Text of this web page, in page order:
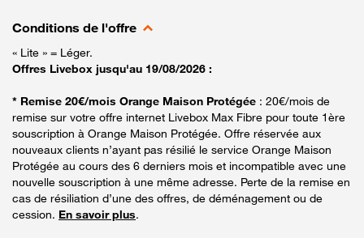
Conditions de l'offre
« Lite » = Léger.
Offres Livebox jusqu'au 19/08/2026 :
* Remise 20€/mois Orange Maison Protégée : 20€/mois de
remise sur votre offre internet Livebox Max Fibre pour toute 1ère
souscription à Orange Maison Protégée. Offre réservée aux
nouveaux clients n’ayant pas résilié le service Orange Maison
Protégée au cours des 6 derniers mois et incompatible avec une
nouvelle souscription à une même adresse. Perte de la remise en
cas de résiliation d’une des offres, de déménagement ou de
cession. En savoir plus.